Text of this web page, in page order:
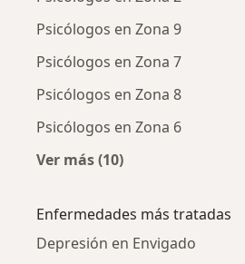
Psicólogos en Zona 9
Psicólogos en Zona 7
Psicólogos en Zona 8
Psicólogos en Zona 6
Ver más (10)
Enfermedades más tratadas
Depresión en Envigado